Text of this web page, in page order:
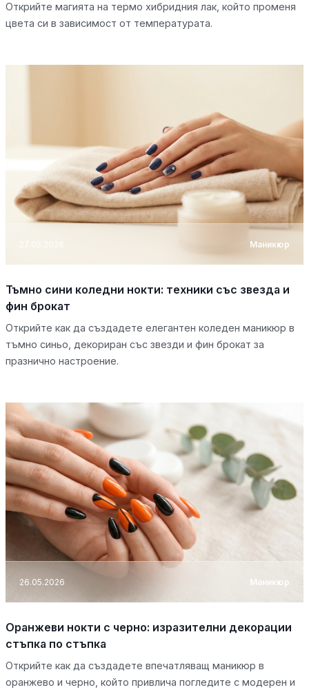
Открийте магията на термо хибридния лак, който променя
цвета си в зависимост от температурата.
27.05.2026 Маникюр
Тъмно сини коледни нокти: техники със звезда и
фин брокат
Открийте как да създадете елегантен коледен маникюр в
тъмно синьо, декориран със звезди и фин брокат за
празнично настроение.
26.05.2026 Маникюр
Оранжеви нокти с черно: изразителни декорации
стъпка по стъпка
Открийте как да създадете впечатляващ маникюр в
оранжево и черно, който привлича погледите с модерен и